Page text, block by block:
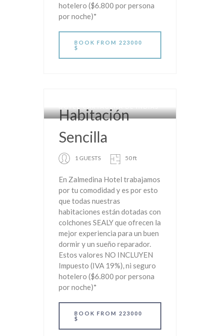
hotelero ($6.800 por persona
por noche)*
BOOK FROM 223000
$
Habitación
Sencilla
1 GUESTS 50 ft
En Zalmedina Hotel trabajamos
por tu comodidad y es por esto
que todas nuestras
habitaciones están dotadas con
colchones SEALY que ofrecen la
mejor experiencia para un buen
dormir y un sueño reparador.
Estos valores NO INCLUYEN
Impuesto (IVA 19%), ni seguro
hotelero ($6.800 por persona
por noche)*
BOOK FROM 223000
$